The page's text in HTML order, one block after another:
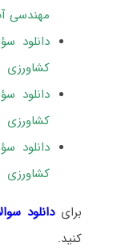
مهندسی
کشاورزی
کشاورزی
کشاورزی
برایدانلود
کنید.